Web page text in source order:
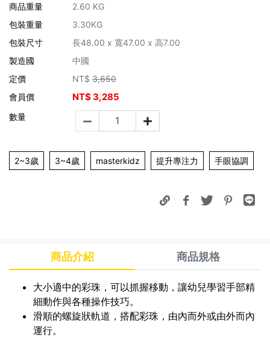
商品重量
2.60 KG
包裝重量
3.30KG
包裝尺寸
長48.00 x 寬47.00 x 高7.00
製造國
中國
定價
NT$ 3,650
會員價
NT$3,285
數量
2~3歲 3~4歲 masterkidz 提升專注力 手眼協調
商品介紹 商品規格
大小適中的彩珠，可以抓握移動，讓幼兒學習手部精
細動作與各種操作技巧。
滑順的螺旋狀軌道，搭配彩珠，由內而外或由外而內
運行。